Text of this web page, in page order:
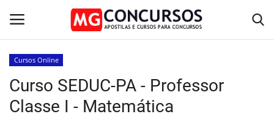
Home
Apostilas PDF
Cursos Online
Curso SEDUC-PA - Professor
Classe I - Matemática